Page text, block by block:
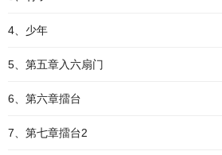
4、少年
5、第五章入六扇门
6、第六章擂台
7、第七章擂台2